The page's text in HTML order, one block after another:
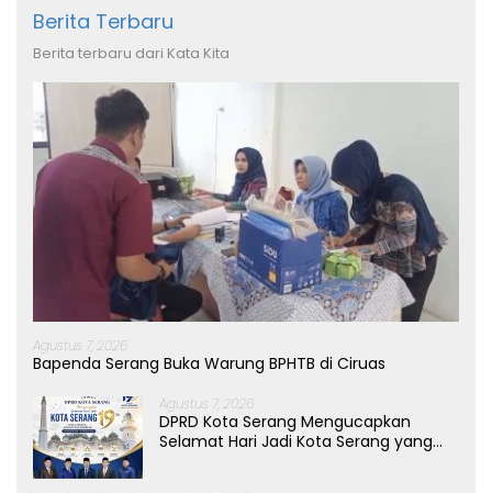
Berita Terbaru
Berita terbaru dari Kata Kita
Agustus 7, 2026
Bapenda Serang Buka Warung BPHTB di Ciruas
Agustus 7, 2026
DPRD Kota Serang Mengucapkan
Selamat Hari Jadi Kota Serang yang